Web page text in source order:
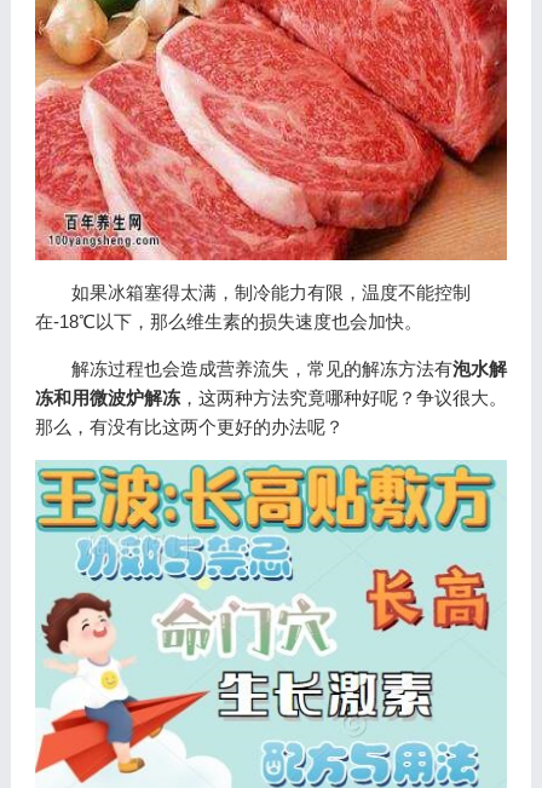
如果冰箱塞得太满，制冷能力有限，温度不能控制
在-18℃以下，那么维生素的损失速度也会加快。
解冻过程也会造成营养流失，常见的解冻方法有泡水解
冻和用微波炉解冻，这两种方法究竟哪种好呢？争议很大。
那么，有没有比这两个更好的办法呢？